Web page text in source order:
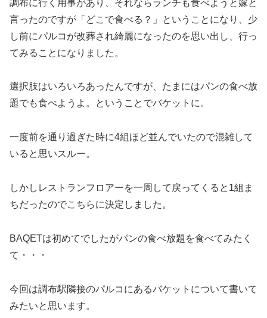
調布に行く用事があり、それならランチも食べようと嫁と
言ったのですが「どこで食べる？」ということになり、少
し前にパルコが改葬され綺麗になったのを思い出し、行っ
てみることになりました。
選択肢はいろいろあったんですが、たまにはパンの食べ放
題でも食べようよ。ということでバケットに。
一度前を通り過ぎた時に4組ほど並んでいたので混雑して
いると思いスルー。
しかしレストランフロアーを一周して戻ってくると1組ま
ちだったのでこちらに決定しました。
BAQETは初めてでしたがパンの食べ放題を食べてみたく
て・・・
今回は調布駅隣接のパルコにあるバケットについて書いて
みたいと思います。